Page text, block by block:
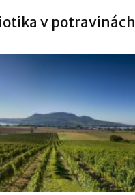
v potravinách